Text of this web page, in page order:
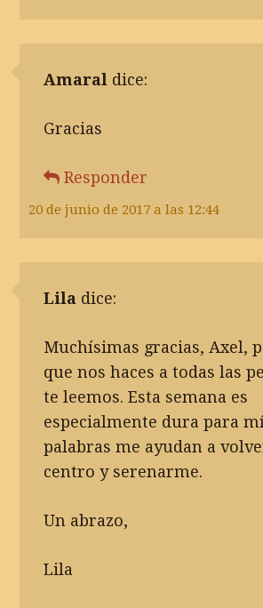
Amaral dice:
20 de junio de 2017 a las 12:44
Gracias
Responder
Lila dice:
Muchísimas gracias, Axel,
que nos haces a todas las
te leemos. Esta semana es
especialmente dura para
palabras me ayudan a
centro y serenarme.
Un abrazo,
Lila